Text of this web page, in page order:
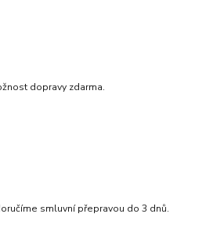
dopravy zdarma.
smluvní přepravou do 3 dnů.